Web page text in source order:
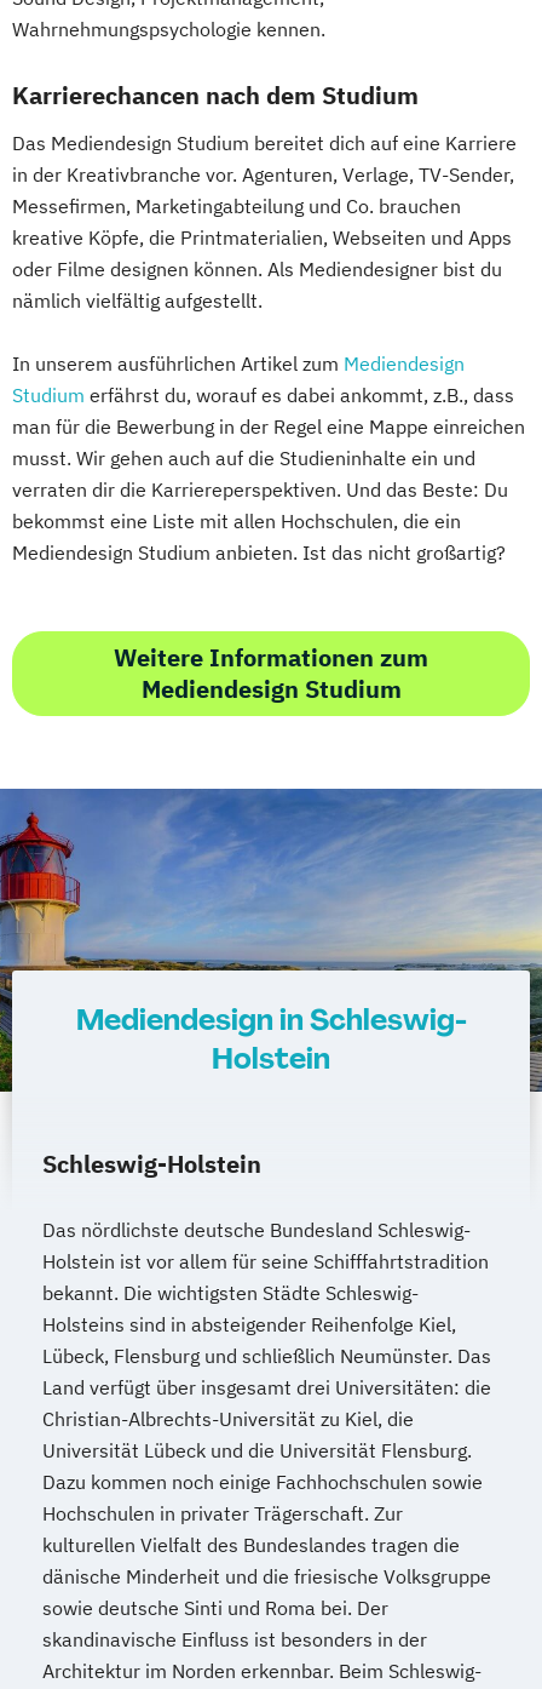
Wahrnehmungspsychologie kennen.
Karrierechancen nach dem Studium
Das Mediendesign Studium bereitet dich auf eine Karriere
in der Kreativbranche vor. Agenturen, Verlage, TV-Sender,
Messefirmen, Marketingabteilung und Co. brauchen
kreative Köpfe, die Printmaterialien, Webseiten und Apps
oder Filme designen können. Als Mediendesigner bist du
nämlich vielfältig aufgestellt.
In unserem ausführlichen Artikel zum Mediendesign
Studium erfährst du, worauf es dabei ankommt, z.B., dass
man für die Bewerbung in der Regel eine Mappe einreichen
musst. Wir gehen auch auf die Studieninhalte ein und
verraten dir die Karriereperspektiven. Und das Beste: Du
bekommst eine Liste mit allen Hochschulen, die ein
Mediendesign Studium anbieten. Ist das nicht großartig?
Weitere Informationen zum
Mediendesign Studium
Mediendesign in Schleswig-
Holstein
Schleswig-Holstein
Das nördlichste deutsche Bundesland Schleswig-
Holstein ist vor allem für seine Schifffahrtstradition
bekannt. Die wichtigsten Städte Schleswig-
Holsteins sind in absteigender Reihenfolge Kiel,
Lübeck, Flensburg und schließlich Neumünster. Das
Land verfügt über insgesamt drei Universitäten: die
Christian-Albrechts-Universität zu Kiel, die
Universität Lübeck und die Universität Flensburg.
Dazu kommen noch einige Fachhochschulen sowie
Hochschulen in privater Trägerschaft. Zur
kulturellen Vielfalt des Bundeslandes tragen die
dänische Minderheit und die friesische Volksgruppe
sowie deutsche Sinti und Roma bei. Der
skandinavische Einfluss ist besonders in der
Architektur im Norden erkennbar. Beim Schleswig-